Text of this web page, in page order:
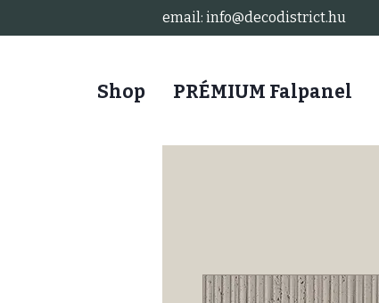
email: info@decodistrict.hu
Shop PRÉMIUM Falpanel